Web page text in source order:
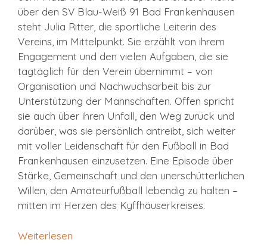
über den SV Blau-Weiß 91 Bad Frankenhausen
steht Julia Ritter, die sportliche Leiterin des
Vereins, im Mittelpunkt. Sie erzählt von ihrem
Engagement und den vielen Aufgaben, die sie
tagtäglich für den Verein übernimmt – von
Organisation und Nachwuchsarbeit bis zur
Unterstützung der Mannschaften. Offen spricht
sie auch über ihren Unfall, den Weg zurück und
darüber, was sie persönlich antreibt, sich weiter
mit voller Leidenschaft für den Fußball in Bad
Frankenhausen einzusetzen. Eine Episode über
Stärke, Gemeinschaft und den unerschütterlichen
Willen, den Amateurfußball lebendig zu halten –
mitten im Herzen des Kyffhäuserkreises.
Weiterlesen